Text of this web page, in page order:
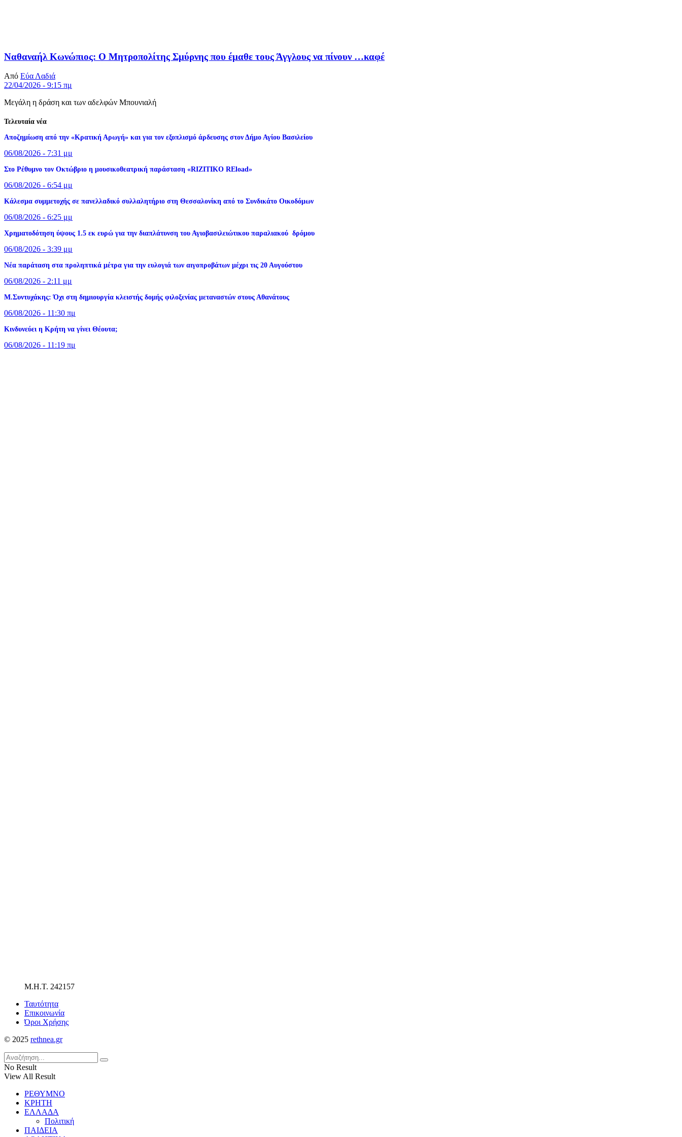
Ναθαναήλ Κωνώπιος: Ο Μητροπολίτης Σμύρνης που έμαθε τους Άγγλους να πίνουν …καφέ
Από Εύα Λαδιά
22/04/2026 - 9:15 πμ
Μεγάλη η δράση και των αδελφών Μπουνιαλή
Τελευταία νέα
Αποζημίωση από την «Κρατική Αρωγή» και για τον εξοπλισμό άρδευσης στον Δήμο Αγίου Βασιλείου
06/08/2026 - 7:31 μμ
Στο Ρέθυμνο τον Οκτώβριο η μουσικοθεατρική παράσταση «RIZITIKO REload»
06/08/2026 - 6:54 μμ
Κάλεσμα συμμετοχής σε πανελλαδικό συλλαλητήριο στη Θεσσαλονίκη από το Συνδικάτο Οικοδόμων
06/08/2026 - 6:25 μμ
Xρηματοδότηση ύψους 1.5 εκ ευρώ για την διαπλάτυνση του Αγιοβασιλειώτικου παραλιακού δρόμου
06/08/2026 - 3:39 μμ
Νέα παράταση στα προληπτικά μέτρα για την ευλογιά των αιγοπροβάτων μέχρι τις 20 Αυγούστου
06/08/2026 - 2:11 μμ
Μ.Συντυχάκης: Όχι στη δημιουργία κλειστής δομής φιλοξενίας μεταναστών στους Αθανάτους
06/08/2026 - 11:30 πμ
Κινδυνεύει η Κρήτη να γίνει Θέουτα;
06/08/2026 - 11:19 πμ
Μ.Η.Τ. 242157
Ταυτότητα
Επικοινωνία
Όροι Χρήσης
© 2025 rethnea.gr
No Result
View All Result
ΡΕΘΥΜΝΟ
ΚΡΗΤΗ
ΕΛΛΑΔΑ
Πολιτική
ΠΑΙΔΕΙΑ